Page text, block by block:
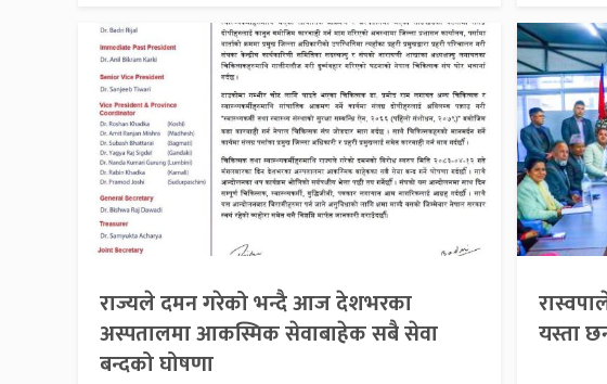
राज्यले दमन गरेको भन्दै आज देशभरका
अस्पतालमा आकस्मिक सेवाबाहेक सबै सेवा
बन्दको घोषणा
यस्ता